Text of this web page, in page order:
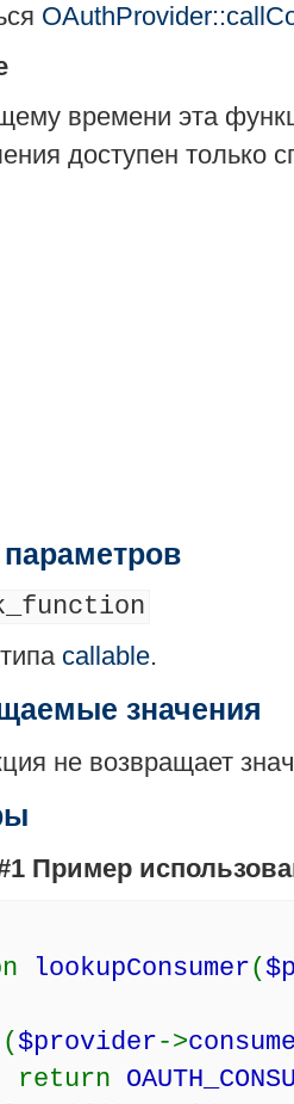
времени эта
доступен только
callable.
значения
не возвращает
Пример
lookupConsumer(
$provider->